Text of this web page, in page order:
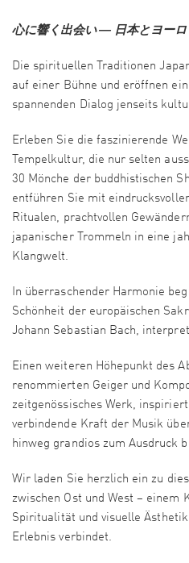
心に響く出会い ― 日本とヨー
Die spirituellen Traditionen
auf einer Bühne und eröffnen
spannenden Dialog jenseits
Erleben Sie die faszinierende
Tempelkultur, die nur selten
30 Mönche der buddhistischen
entführen Sie mit
Ritualen, prachtvollen
japanischer Trommeln in eine
Klangwelt.
In überraschender Harmonie
Schönheit der europäischen
Johann Sebastian Bach,
Einen weiteren Höhepunkt des
renommierten Geiger und
zeitgenössisches Werk,
verbindende Kraft der Musik
hinweg grandios zum Ausdruck
Wir laden Sie herzlich ein zu
zwischen Ost und West – einem
Spiritualität und visuelle
Erlebnis verbindet.